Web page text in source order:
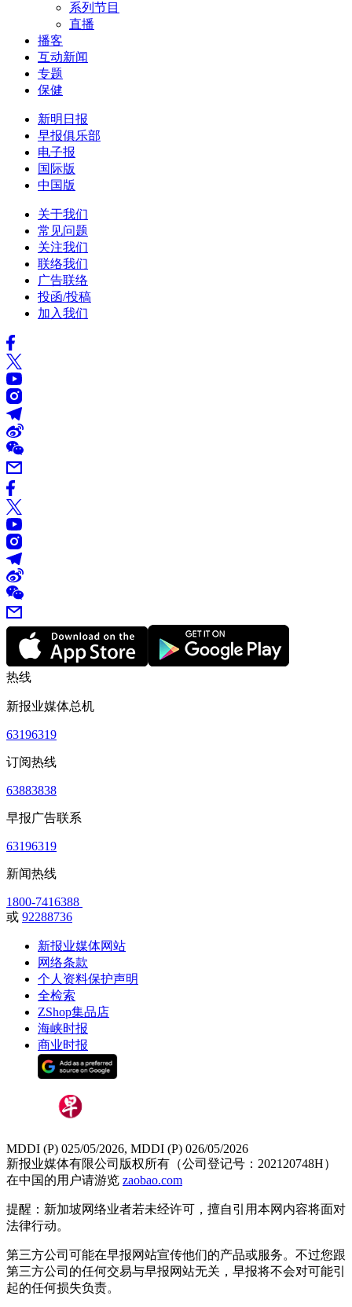
系列节目
直播
播客
互动新闻
专题
保健
新明日报
早报俱乐部
电子报
国际版
中国版
关于我们
常见问题
关注我们
联络我们
广告联络
投函/投稿
加入我们
热线
新报业媒体总机
63196319
订阅热线
63883838
早报广告联系
63196319
新闻热线
1800-7416388
或 92288736
新报业媒体网站
网络条款
个人资料保护声明
全检索
ZShop集品店
海峡时报
商业时报
MDDI (P) 025/05/2026, MDDI (P) 026/05/2026
新报业媒体有限公司版权所有（公司登记号：202120748H）
在中国的用户请游览 zaobao.com
提醒：新加坡网络业者若未经许可，擅自引用本网内容将面对
法律行动。
第三方公司可能在早报网站宣传他们的产品或服务。不过您跟
第三方公司的任何交易与早报网站无关，早报将不会对可能引
起的任何损失负责。